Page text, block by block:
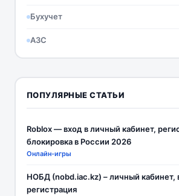
Бухучет
АЗС
ПОПУЛЯРНЫЕ СТАТЬИ
Roblox — вход в личный кабинет,
блокировка в России 2026
Онлайн-игры
НОБД (nobd.iac.kz) – личный кабинет,
регистрация